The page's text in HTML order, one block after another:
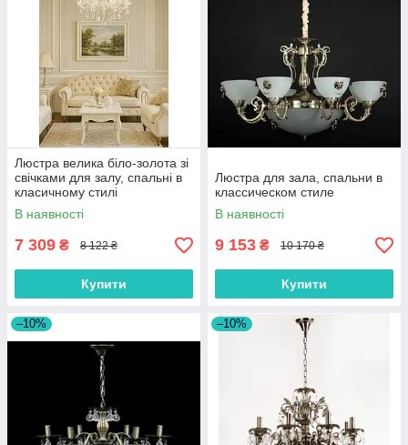
Люстра велика біло-золота зі
свічками для залу, спальні в
класичному стилі
В наявності
7 309 ₴ 8 122 ₴
Купити
Люстра для зала, спальни в
классическом стиле
В наявності
9 153 ₴ 10 170 ₴
Купити
–10% –10%